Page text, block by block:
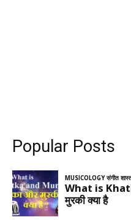
Popular Posts